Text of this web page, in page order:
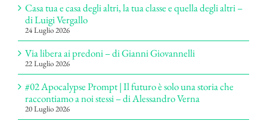
Casa tua e casa degli altri, la tua classe e quella degli altri –
di Luigi Vergallo
24 Luglio 2026
Via libera ai predoni – di Gianni Giovannelli
22 Luglio 2026
#02 Apocalypse Prompt | Il futuro è solo una storia che
raccontiamo a noi stessi – di Alessandro Verna
20 Luglio 2026